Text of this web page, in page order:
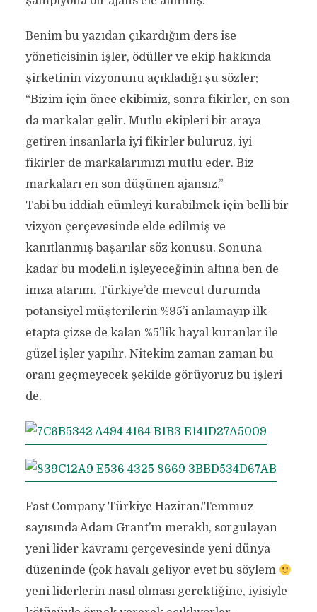
Benim bu yazıdan çıkardığım ders ise
yöneticisinin işler, ödüller ve ekip hakkında
şirketinin vizyonunu açıkladığı şu sözler;
“Bizim için önce ekibimiz, sonra fikirler, en son
da markalar gelir. Mutlu ekipleri bir araya
getiren insanlarla iyi fikirler buluruz, iyi
fikirler de markalarımızı mutlu eder. Biz
markaları en son düşünen ajansız.”
Tabi bu iddialı cümleyi kurabilmek için belli bir
vizyon çerçevesinde elde edilmiş ve
kanıtlanmış başarılar söz konusu. Sonuna
kadar bu modeli,n işleyeceğinin altına ben de
imza atarım. Türkiye’de mevcut durumda
potansiyel müşterilerin %95’i anlamayıp ilk
etapta çizse de kalan %5’lik hayal kuranlar ile
güzel işler yapılır. Nitekim zaman zaman bu
oranı geçmeyecek şekilde görüyoruz bu işleri
de.
Fast Company Türkiye Haziran/Temmuz
sayısında Adam Grant’ın meraklı, sorgulayan
yeni lider kavramı çerçevesinde yeni dünya
düzeninde (çok havalı geliyor evet bu söylem
yeni liderlerin nasıl olması gerektiğine, iyisiyle